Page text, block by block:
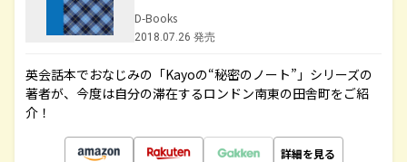
D-Books
2018.07.26 発売
英会話本でおなじみの「Kayoの“秘密のノート”」シリーズの
著者が、今度は自分の滞在するロンドン南東の田舎町をご紹
介！
詳細を見る